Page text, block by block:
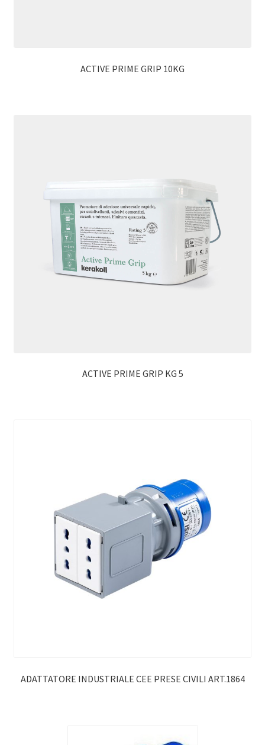
ACTIVE PRIME GRIP 10KG
ACTIVE PRIME GRIP KG 5
ADATTATORE INDUSTRIALE CEE PRESE CIVILI ART.1864